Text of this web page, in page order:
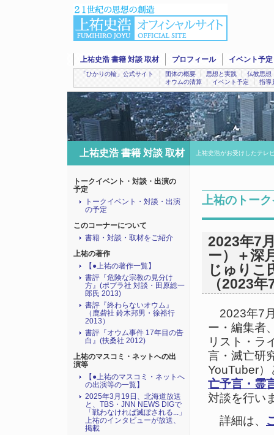
上祐史浩 書籍 対談 取材 プロフィール イベント予定
「ひかりの輪」公式サイト 団体の概要 思想と実践
仏教思想
オウムの清算
イベント予定 指導
上祐史浩 書籍 対談 取材 上祐史浩がお受けしたテレ
上祐のトー
2023年7
ー）＋深
じゅりこ
（2023
2023年7
ー・編集者
リスト・ラ
言・滅亡研
YouTuber
亡予言・霊
対談を行い
詳細は、
トークイベント・対談・出演の
予定
トークイベント・対談・出演
の予定
このコーナーについて
書籍・対談・取材をご紹介
上祐の著作
【●上祐の著作一覧】
書評『危険な宗教の見分け
方』(ポプラ社 対談・田原総一
郎氏 2013)
書評『終わらないオウム』
（鹿砦社 鈴木邦男・徐裕行
2013）
書評『オウム事件 17年目の告
白』(扶桑社 2012)
上祐のマスコミ・ネットへの出
演等
【●上祐のマスコミ・ネットへ
の出演等の一覧】
2025年3月19日、北海道放送
と、TBS・JNN NEWS DIGで
「戦わなければ滅ぼされる...」
上祐のインタビューが放送、
掲載